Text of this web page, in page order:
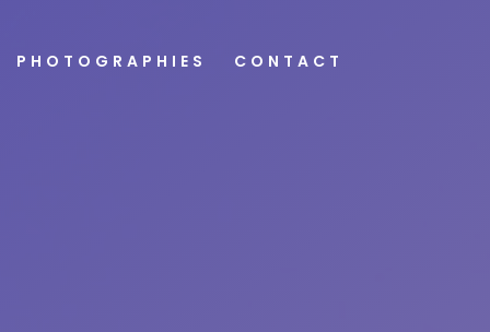
PHOTOGRAPHIES CONTACT